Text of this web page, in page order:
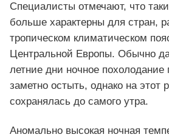
Специалисты отмечают, что
больше характерны для стран,
тропическом климатическом
Центральной Европы. Обычно
летние дни ночное похолодание
заметно остыть, однако на этот
сохранялась до самого утра.
Аномально высокая ночная